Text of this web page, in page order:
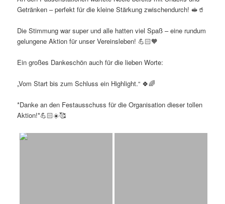
Getränken – perfekt für die kleine Stärkung zwischendurch! 🥪🥤
Die Stimmung war super und alle hatten viel Spaß – eine rundum
gelungene Aktion für unser Vereinsleben! 💪🏻🧡
Ein großes Dankeschön auch für die lieben Worte:
„Vom Start bis zum Schluss ein Highlight.“ 🍀🌈
*Danke an den Festausschuss für die Organisation dieser tollen
Aktion!*💪🏻☀️🥰